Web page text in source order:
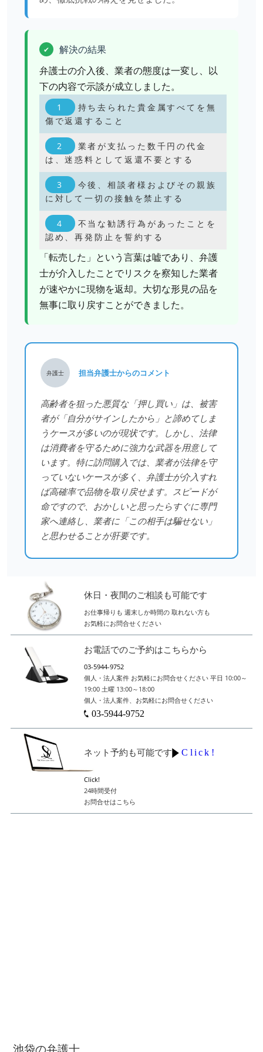
✔
解決の結果
弁護士の介入後、業者の態度は一変し、以
下の内容で示談が成立しました。
持ち去られた貴金属すべてを無
傷で返還すること
業者が支払った数千円の代金
は、迷惑料として返還不要とする
今後、相談者様およびその親族
に対して一切の接触を禁止する
不当な勧誘行為があったことを
認め、再発防止を誓約する
「転売した」という言葉は嘘であり、弁護
士が介入したことでリスクを察知した業者
が速やかに現物を返却。大切な形見の品を
無事に取り戻すことができました。
弁護士 担当弁護士からのコメント
高齢者を狙った悪質な「押し買い」は、被害
者が「自分がサインしたから」と諦めてしま
うケースが多いのが現状です。しかし、法律
は消費者を守るために強力な武器を用意して
います。特に訪問購入では、業者が法律を守
っていないケースが多く、弁護士が介入すれ
ば高確率で品物を取り戻せます。スピードが
命ですので、おかしいと思ったらすぐに専門
家へ連絡し、業者に「この相手は騙せない」
と思わせることが肝要です。
休日・夜間のご相談も可能です
お仕事帰りも 週末しか時間の 取れない方も
お気軽にお問合せください
お電話でのご予約はこちらから
03-5944-9752
個人・法人案件 お気軽にお問合せください 平日 10:00～
19:00 土曜 13:00～18:00
個人・法人案件、お気軽にお問合せください
03-5944-9752
ネット予約も可能です Click!
Click!
24時間受付
お問合せはこちら
池袋の弁護士